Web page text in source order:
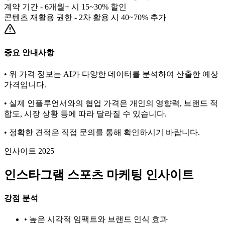
계약 기간 - 6개월+ 시 15~30% 할인
콘텐츠 재활용 권한 - 2차 활용 시 40~70% 추가
중요 안내사항
• 위 가격 정보는 AI가 다양한 데이터를 분석하여 산출한 예상
가격입니다.
• 실제 인플루언서와의 협업 가격은 개인의 영향력, 브랜드 적
합도, 시장 상황 등에 따라 달라질 수 있습니다.
• 정확한 견적은 직접 문의를 통해 확인하시기 바랍니다.
인사이트 2025
인스타그램 스포츠 마케팅 인사이트
강점 분석
• 높은 시각적 임팩트와 브랜드 인식 효과